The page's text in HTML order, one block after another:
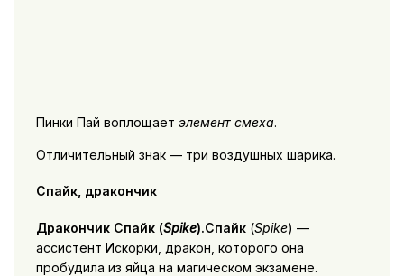
Пинки Пай воплощает элемент смеха.
Отличительный знак — три воздушных шарика.
Спайк, дракончик
Дракончик Спайк(Spike).Спайк(Spike) —
ассистент Искорки, дракон, которого она
пробудила из яйца на магическом экзамене.